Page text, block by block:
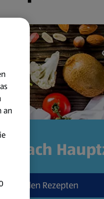
nach
Zu den Rezepten
an